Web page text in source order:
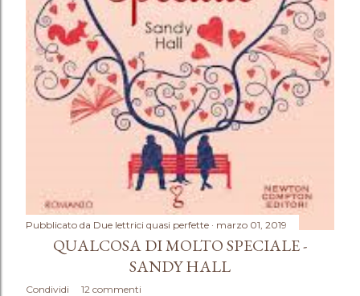
Pubblicato da Due lettrici quasi perfette marzo 01, 2019
QUALCOSA DI MOLTO SPECIALE -
SANDY HALL
Condividi 12 commenti